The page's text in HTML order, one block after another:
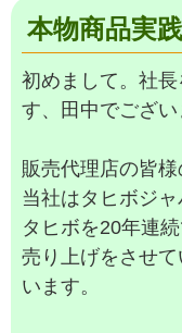
本物商品実
初めまして。社長
す、田中でござい
販売代理店の皆様
当社はタヒボジ
タヒボを20年連
売り上げをさせて
います。